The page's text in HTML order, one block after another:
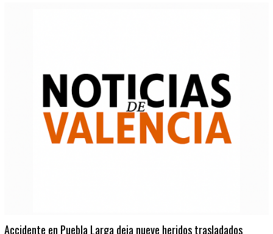
Accidente en Puebla Larga deja nueve heridos trasladados